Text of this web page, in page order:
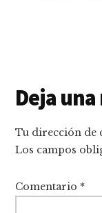
con
los
Deja
Tu dirección de
Los campos
Comentario *